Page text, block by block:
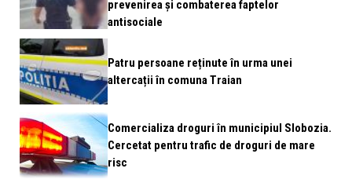
prevenirea și combaterea faptelor
antisociale
Patru persoane reținute în urma unei
altercații în comuna Traian
Comercializa droguri în municipiul Slobozia.
Cercetat pentru trafic de droguri de mare
risc